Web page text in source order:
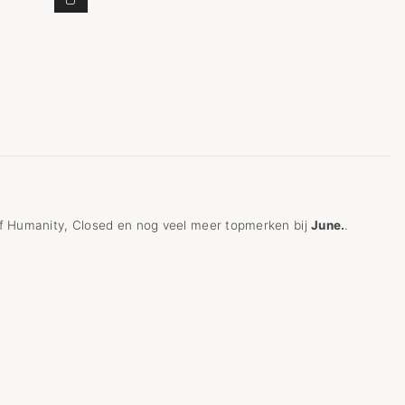
Closed en nog veel meer topmerken bijJune..